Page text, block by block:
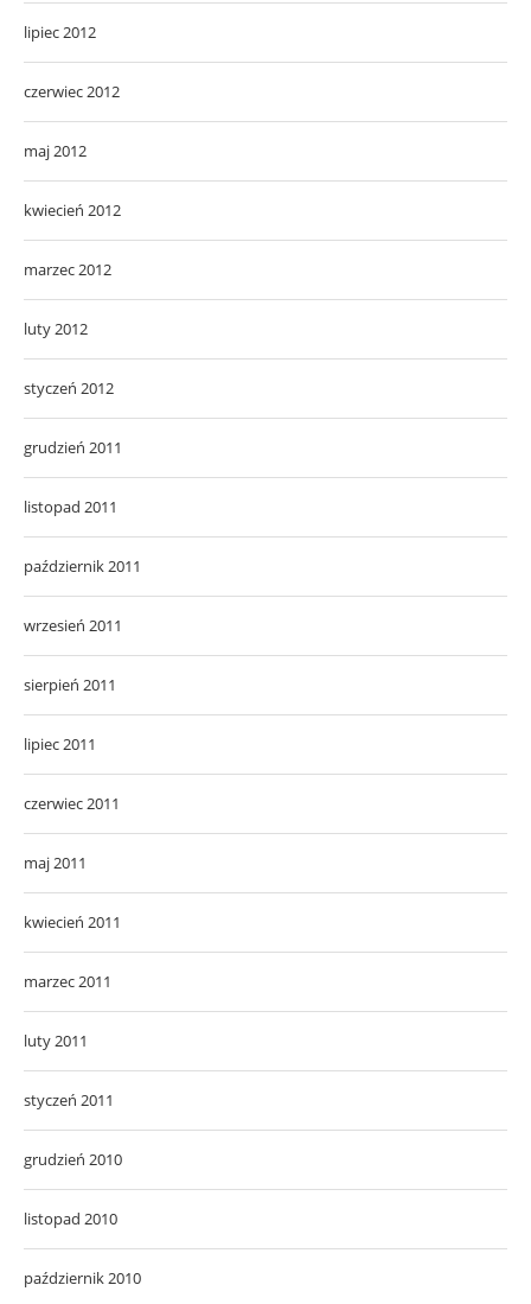
lipiec 2012
czerwiec 2012
maj 2012
kwiecień 2012
marzec 2012
luty 2012
styczeń 2012
grudzień 2011
listopad 2011
październik 2011
wrzesień 2011
sierpień 2011
lipiec 2011
czerwiec 2011
maj 2011
kwiecień 2011
marzec 2011
luty 2011
styczeń 2011
grudzień 2010
listopad 2010
październik 2010